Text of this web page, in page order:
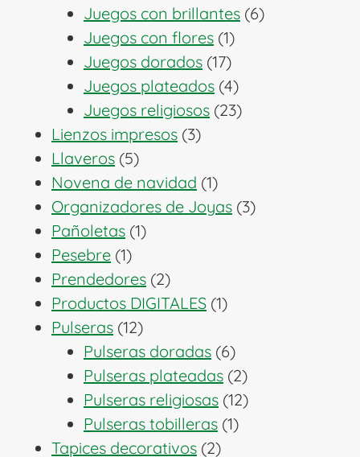
Juegos con brillantes 66
Juegos con flores 11
producto
Juegos dorados 1717
productos
Juegos plateados 44
productos
Juegos religiosos 2323
Lienzos impresos 33
Llaveros 55
productos
Novena de navidad 11
producto
Organizadores de Joyas 33
Pañoletas 11
Pesebre 11
producto
Prendedores 22
productos
Productos DIGITALES 11
Pulseras 1212
productos
Pulseras doradas 66
productos
Pulseras plateadas 22
productos
Pulseras religiosas 1212
Pulseras tobilleras 11
Tapices decorativos 22